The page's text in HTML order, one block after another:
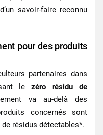
savoir-faire reconnu
pour des produits
partenaires dans
le zéro résidu de
va au-delà des
concernés sont
résidus détectables*.